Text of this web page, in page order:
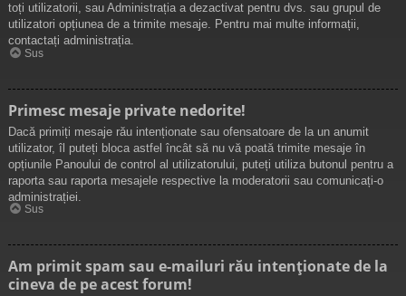
toți utilizatorii, sau Administrația a dezactivat pentru dvs. sau grupul de
utilizatori opțiunea de a trimite mesaje. Pentru mai multe informații,
contactați administrația.
Sus
Primesc mesaje private nedorite!
Dacă primiți mesaje rău intenționate sau ofensatoare de la un anumit
utilizator, îl puteți bloca astfel încât să nu vă poată trimite mesaje în
opțiunile Panoului de control al utilizatorului, puteți utiliza butonul pentru a
raporta sau raporta mesajele respective la moderatorii sau comunicați-o
administrației.
Sus
Am primit spam sau e-mailuri rău intenționate de la
cineva de pe acest forum!